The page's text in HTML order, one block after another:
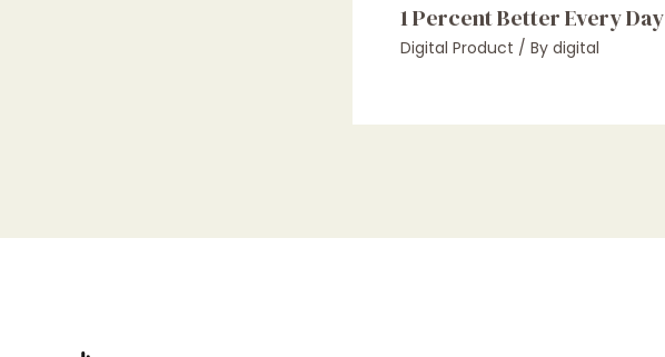
1 Percent Better Every Day
Digital Product / By digital